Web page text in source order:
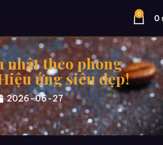
0 0
nhật theo phong
ứng siêu đẹp!
2026-06-27